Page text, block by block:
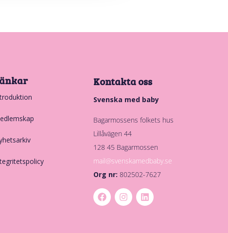
Kontakta oss
Svenska med baby
Bagarmossens folkets hus
Lillåvägen 44
128 45 Bagarmossen
mail@svenskamedbaby.se
Org nr: 802502-7627